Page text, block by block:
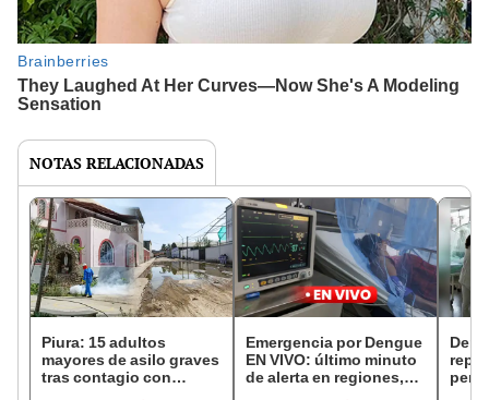
NOTAS RELACIONADAS
Piura: 15 adultos
mayores de asilo graves
tras contagio con
Emergencia por Dengue
EN VIVO: último minuto
de alerta en regiones,